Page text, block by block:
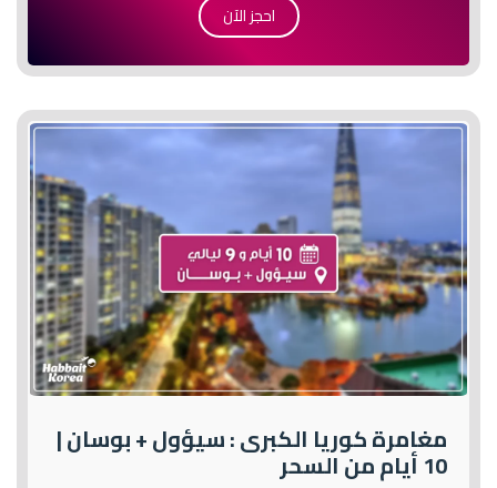
احجز الآن
مغامرة كوريا الكبرى : سيؤول + بوسان |
10 أيام من السحر